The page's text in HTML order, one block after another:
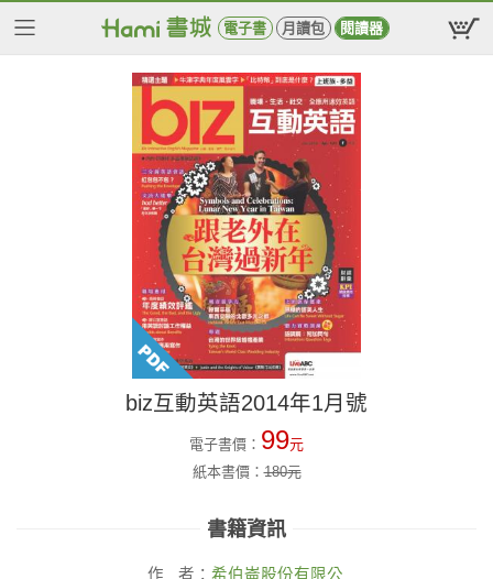
電子書 月讀包 閱讀器
biz互動英語2014年1月號
電子書價： 99元
紙本書價：180元
書籍資訊
作 者： 希伯崙股份有限公